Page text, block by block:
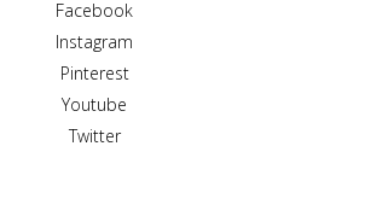
Facebook
Instagram
Pinterest
Youtube
Twitter